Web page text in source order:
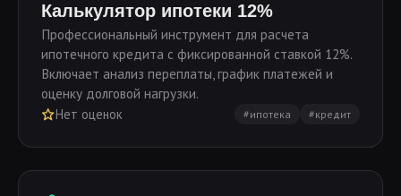
Калькулятор ипотеки 12%
Профессиональный инструмент для расчета
ипотечного кредита с фиксированной ставкой 12%.
Включает анализ переплаты, график платежей и
оценку долговой нагрузки.
Нет оценок
#ипотека #кредит